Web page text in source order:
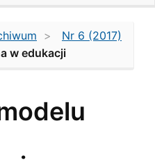
Nr 6 (2017)
w edukacji